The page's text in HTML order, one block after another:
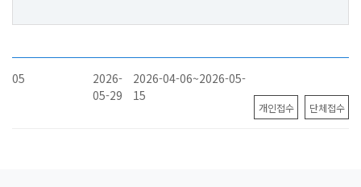
05
2026-
05-29
2026-04-06~2026-05-
15
개인접수 단체접수